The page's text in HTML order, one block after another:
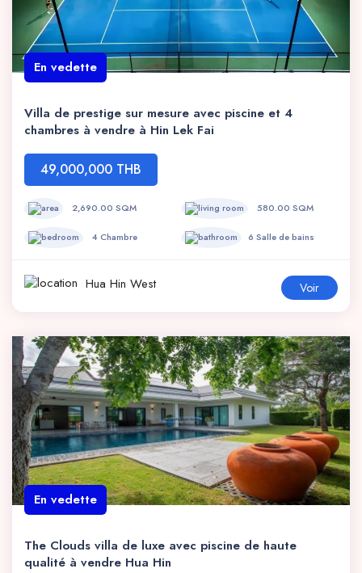
En vedette
Villa de prestige sur mesure avec piscine et 4
chambres à vendre à Hin Lek Fai
49,000,000 THB
2,690.00 SQM 580.00 SQM
4 Chambre 6 Salle de bains
Hua Hin West Voir
En vedette
The Clouds villa de luxe avec piscine de haute
qualité à vendre Hua Hin